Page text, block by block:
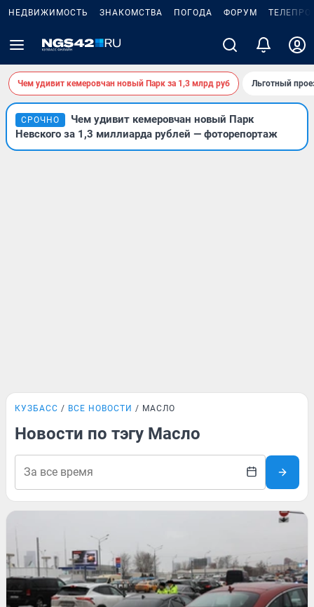
НЕДВИЖИМОСТЬ ЗНАКОМСТВА ПОГОДА ФОРУМ
Чем удивит кемеровчан новый Парк за 1,3 млрд руб Льготный
СРОЧНО
Чем удивит кемеровчан новый Парк
Невского за 1,3 миллиарда рублей — фоторепортаж
КУЗБАСС ВСЕ НОВОСТИ МАСЛО
Новости по тэгу Масло